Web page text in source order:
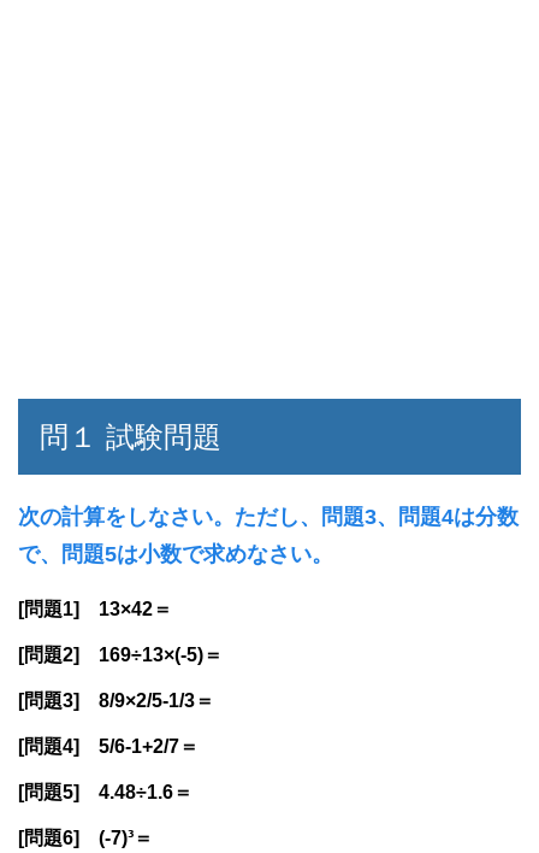
問１ 試験問題
次の計算をしなさい。ただし、問題3、問題4は分数
で、問題5は小数で求めなさい。
[問題1] 13×42＝
[問題2] 169÷13×(-5)＝
[問題3] 8/9×2/5-1/3＝
[問題4] 5/6-1+2/7＝
[問題5] 4.48÷1.6＝
[問題6] (-7)³＝